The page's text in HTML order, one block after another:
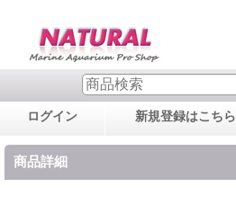
ログイン 新規登録はこちら
商品詳細